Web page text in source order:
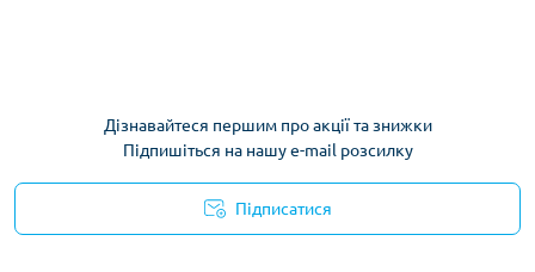
Дізнавайтеся першим про акції та знижки
Підпишіться на нашу e-mail розсилку
Підписатися